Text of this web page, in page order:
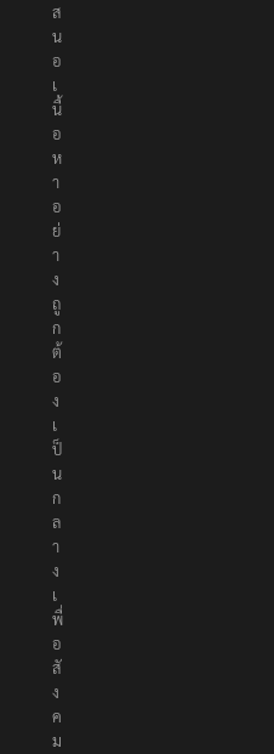
ส
น
อ
เ
นื้
อ
ห
า
อ
ย่
า
ง
ถู
ก
ต้
อ
ง
เ
ป็
น
ก
ล
า
ง
เ
พื่
อ
สั
ง
ค
ม